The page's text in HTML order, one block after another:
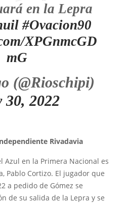
en la Lepra
#Ovacion90
XPGnmcGD
mG
(@Rioschipi)
30, 2022
Rivadavia
Azul en la Primera Nacional es
Pablo Cortizo. El jugador que
a pedido de Gómez se
de su salida de la Lepra y se